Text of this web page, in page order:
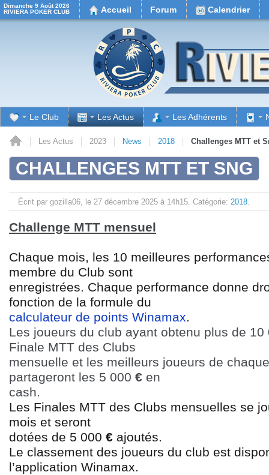
Dimanche 9 Août 2026
RIVIERA POKER CLUB
Accueil Forum Calendrier
Le Club Les Actus Les Adhérents
Les Actus 2023 News 2018 Challenges MTT et
CHALLENGES MTT ET SNG
Écrit par gozilla06, le 27 décembre 2025 à 14h15. Catégorie: 2018.
Challenge MTT mensuel
Chaque mois, les 10 meilleures
membre du Club sont
enregistrées. Chaque performance donne
fonction de la formule du
calculateur de points Winamax.
Les joueurs du club ayant obtenu plus de
Finale MTT des Clubs
mensuelle et les meilleurs joueurs de
partageront les 5 000 € en
cash.
Les Finales MTT des Clubs mensuelles se
mois et seront
dotées de 5 000 € ajoutés.
Le classement des joueurs du club est
l’application Winamax.